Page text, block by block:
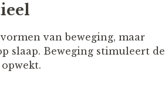
van beweging, maar
slaap. Beweging stimuleert de